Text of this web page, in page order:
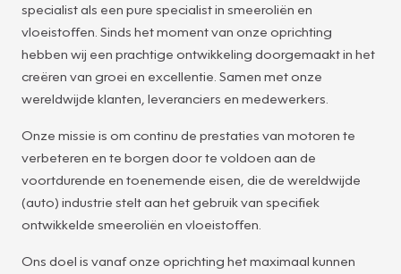
specialist als een pure specialist in smeeroliën en
vloeistoffen. Sinds het moment van onze oprichting
hebben wij een prachtige ontwikkeling doorgemaakt in het
creëren van groei en excellentie. Samen met onze
wereldwijde klanten, leveranciers en medewerkers.
Onze missie is om continu de prestaties van motoren te
verbeteren en te borgen door te voldoen aan de
voortdurende en toenemende eisen, die de wereldwijde
(auto) industrie stelt aan het gebruik van specifiek
ontwikkelde smeeroliën en vloeistoffen.
Ons doel is vanaf onze oprichting het maximaal kunnen